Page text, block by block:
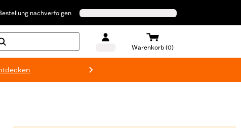
nachverfolgen
Warenkorb (0)